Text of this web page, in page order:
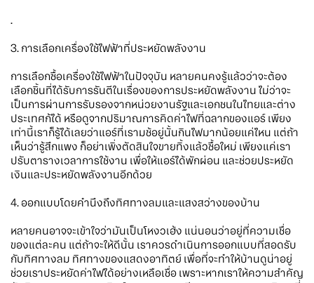
.
3. การเลือกเครื่องใช้ไฟฟ้าที่ประหยัดพลังงาน
การเลือกซื้อเครื่องใช้ไฟฟ้าในปัจจุบัน หลายคนคงรู้แล้วว่าจะต้อง
เลือกชิ้นที่ได้รับการรันตีในเรื่องของการประหยัดพลังงาน ไม่ว่าจะ
เป็นการผ่านการรับรองจากหน่วยงานรัฐและเอกชนในไทยและต่าง
ประเทศก้ได้ หรือดูจากปริมาณการคิดค่าไฟที่ฉลากของแอร์ เพียง
เท่านี้เราก็รู้ได้เลยว่าแอร์ที่เรามช้อยู่นั้นกินไฟมากน้อยแค่ไหน แต่ถ้า
เห็นว่ารู้สึกแพง ก็อย่าเพิ่งตัดสินใจขายทิ้งแล้วซื้อใหม่ เพียงแค่เรา
ปรับตารางเวลาการใช้งาน เพื่อให้แอร์ได้พักผ่อน และช่วยประหยัด
เงินและประหยัดพลังงานอีกด้วย
4. ออกแบบโดยคำนึงถึงทิศทางลมและแสงสว่างของบ้าน
หลายคนอาจจะเข้าใจว่ามันเป็นโหงวเฮ้ง แน่นอนว่าอยู่ที่ความเชื่อ
ของแต่ละคน แต่ถ้าจะให้ดีนั้น เราควรดำเนินการออกแบบที่สอดรับ
กับทิศทางลม ทิศทางของแสดงอาทิตย์ เพื่อที่จะทำให้บ้านดูน่าอยู่
ช่วยเราประหยัดค่าไฟได้อย่างเหลือเชื่อ เพราะหากเราให้ความสำคัญ